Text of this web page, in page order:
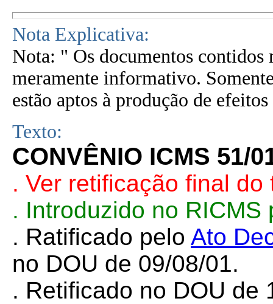
Nota Explicativa:
Nota: " Os documentos contidos
meramente informativo.
estão aptos à produção de
Texto:
CONVÊNIO ICMS 51/
. Ver retificação final do
. Introduzido no
. Ratificado pelo Ato
no DOU de 09/08/01.
. Retificado no DOU de